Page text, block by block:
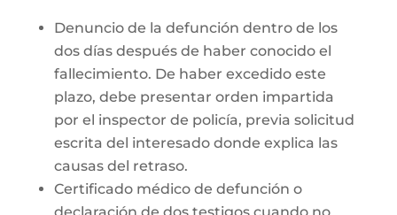
Denuncio de la defunción dentro de los
dos días después de haber conocido el
fallecimiento. De haber excedido este
plazo, debe presentar orden impartida
por el inspector de policía, previa solicitud
escrita del interesado donde explica las
causas del retraso.
Certificado médico de defunción o